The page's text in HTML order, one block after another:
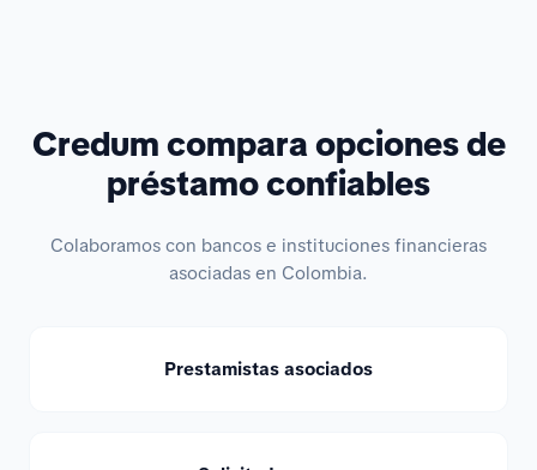
Credum compara opciones de
préstamo confiables
Colaboramos con bancos e instituciones financieras
asociadas en Colombia.
Prestamistas asociados